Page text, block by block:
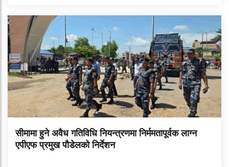
सीमामा हुने अवैध गतिविधि नियन्त्रणमा निर्ममतापूर्वक लाग्न
एपीएफ प्रमुख पौडेलको निर्देशन